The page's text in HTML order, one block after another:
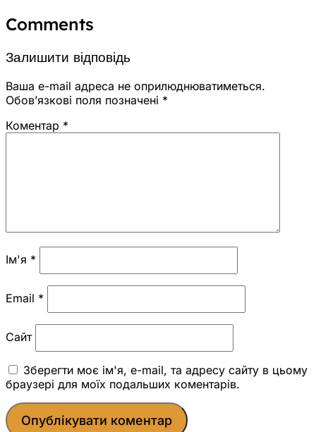
Comments
Залишити відповідь
Ваша e-mail адреса не оприлюднюватиметься.
Обов’язкові поля позначені *
Коментар *
Ім'я *
Email *
Сайт
Зберегти моє ім'я, e-mail, та адресу сайту в цьому
браузері для моїх подальших коментарів.